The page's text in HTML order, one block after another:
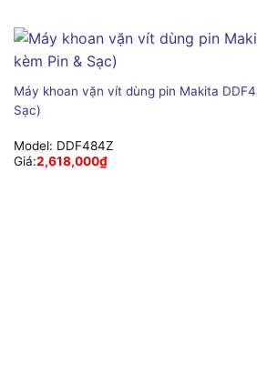
Máy khoan vặn vít dùng pin Makita
Sạc)
Model: DDF484Z
Giá:2,618,000₫